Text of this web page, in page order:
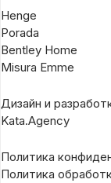
Henge
Porada
Bentley Home
Misura Emme
Дизайн и
Kata.Agency
Политика
Политика